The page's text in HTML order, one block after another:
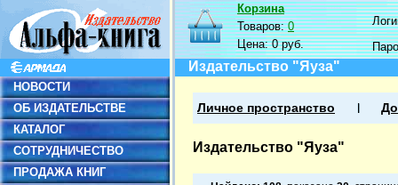
НОВОСТИ
ОБ ИЗДАТЕЛЬСТВЕ
КАТАЛОГ
СОТРУДНИЧЕСТВО
ПРОДАЖА КНИГ
Корзина
Товаров:0
Цена:0 руб.
Издательство "Яуза"
Личное пространство
Издательство "Яуза"